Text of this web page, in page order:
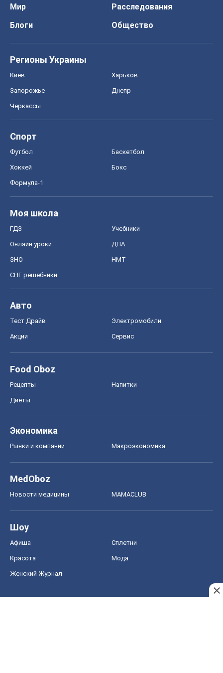
Мир
Расследования
Блоги
Общество
Регионы Украины
Киев Харьков
Запорожье Днепр
Черкассы
Спорт
Футбол Баскетбол
Хоккей Бокс
Формула-1
Моя школа
ГДЗ Учебники
Онлайн уроки ДПА
ЗНО НМТ
СНГ решебники
Авто
Тест Драйв Электромобили
Акции Сервис
Food Oboz
Рецепты Напитки
Диеты
Экономика
Рынки и компании Mакроэкономика
MedOboz
Новости медицины MAMACLUB
Шоу
Афиша Сплетни
Красота Мода
Женский Журнал